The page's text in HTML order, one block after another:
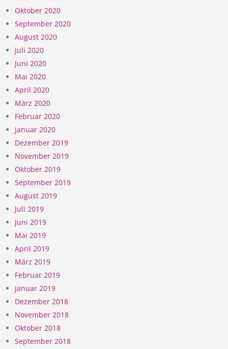
Oktober 2020
September 2020
August 2020
Juli 2020
Juni 2020
Mai 2020
April 2020
März 2020
Februar 2020
Januar 2020
Dezember 2019
November 2019
Oktober 2019
September 2019
August 2019
Juli 2019
Juni 2019
Mai 2019
April 2019
März 2019
Februar 2019
Januar 2019
Dezember 2018
November 2018
Oktober 2018
September 2018